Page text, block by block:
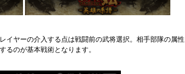
イヤーの介入する点は戦闘前の武将選択。相手部隊の属性
るのが基本戦術となります。